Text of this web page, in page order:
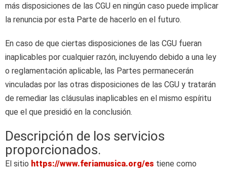
más disposiciones de las CGU en ningún caso puede implicar
la renuncia por esta Parte de hacerlo en el futuro.
En caso de que ciertas disposiciones de las CGU fueran
inaplicables por cualquier razón, incluyendo debido a una ley
o reglamentación aplicable, las Partes permanecerán
vinculadas por las otras disposiciones de las CGU y tratarán
de remediar las cláusulas inaplicables en el mismo espíritu
que el que presidió en la conclusión.
Descripción de los servicios
proporcionados.
El sitio https://www.feriamusica.org/es tiene como